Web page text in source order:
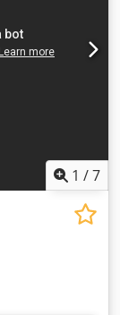
1 /7